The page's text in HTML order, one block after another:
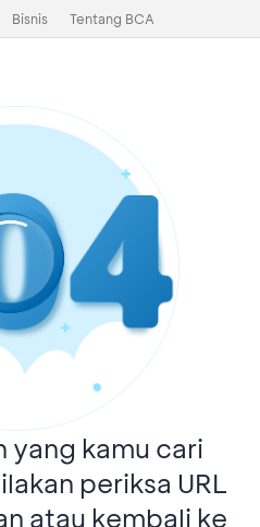
Bisnis Tentang BCA
yang kamu cari
periksa URL
atau kembali ke